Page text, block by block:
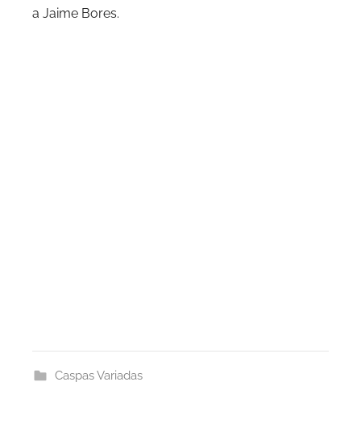
a Jaime Bores.
Caspas Variadas